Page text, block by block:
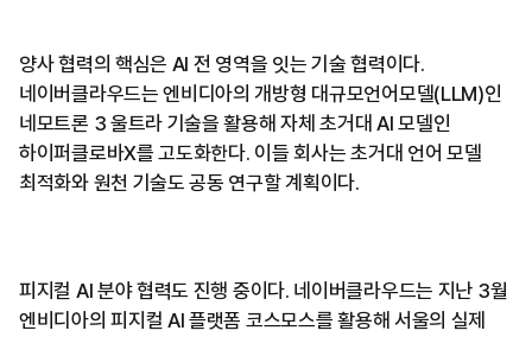
양사 협력의 핵심은 AI 전 영역을 잇는 기술 협력이다.
네이버클라우드는 엔비디아의 개방형 대규모언어모델(LLM)인
네모트론 3 울트라 기술을 활용해 자체 초거대 AI 모델인
하이퍼클로바X를 고도화한다. 이들 회사는 초거대 언어 모델
최적화와 원천 기술도 공동 연구할 계획이다.
피지컬 AI 분야 협력도 진행 중이다. 네이버클라우드는 지난 3월
엔비디아의 피지컬 AI 플랫폼 코스모스를 활용해 서울의 실제